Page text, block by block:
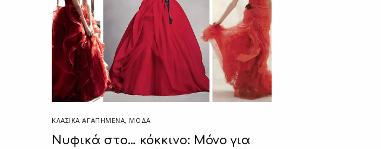
ΚΛΑΣΙΚΆ ΑΓΑΠΗΜΈΝΑ, ΜΟΔΑ
Νυφικά στο… κόκκινο: Μόνο για